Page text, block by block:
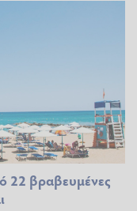
22 βραβευμένες